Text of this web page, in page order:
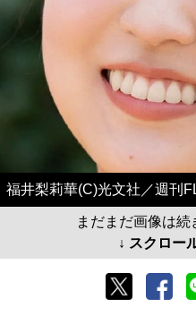
福井梨莉華(C)光文社／週刊
まだまだ画像は続
↓ スクロー